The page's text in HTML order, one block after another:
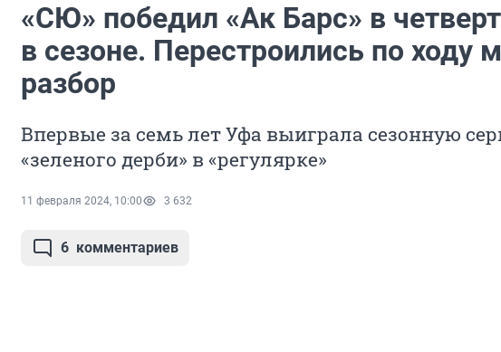
«СЮ» победил «Ак Барс» в
в сезоне. Перестроились по ходу
разбор
Впервые за семь лет Уфа выиграла сезонную
«зеленого дерби» в «регулярке»
11 февраля 2024, 10:00 3 632
6 комментариев